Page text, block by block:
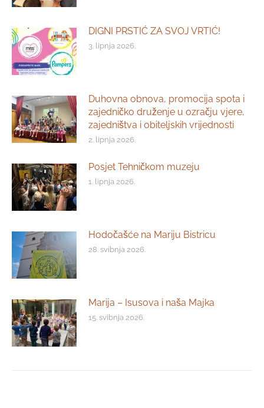
DIGNI PRSTIĆ ZA SVOJ VRTIĆ!
3. lipnja 2026.
Duhovna obnova, promocija spota i
zajedničko druženje u ozračju vjere,
zajedništva i obiteljskih vrijednosti
2. lipnja 2026.
Posjet Tehničkom muzeju
1. lipnja 2026.
Hodočašće na Mariju Bistricu
28. svibnja 2026.
Marija – Isusova i naša Majka
15. svibnja 2026.